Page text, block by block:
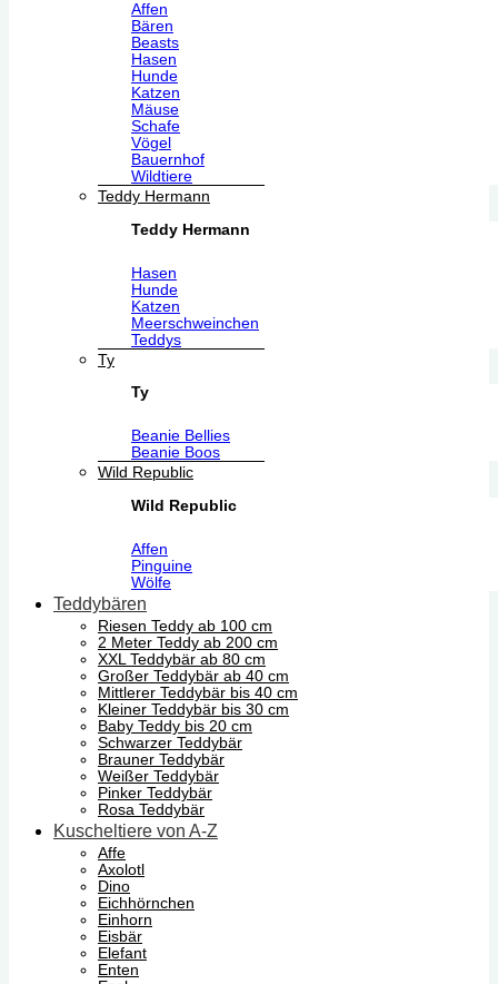
Affen
Bären
Beasts
Hasen
Hunde
Katzen
Mäuse
Schafe
Vögel
Bauernhof
Wildtiere
Teddy Hermann
Teddy Hermann
Hasen
Hunde
Katzen
Meerschweinchen
Teddys
Ty
Ty
Beanie Bellies
Beanie Boos
Wild Republic
Wild Republic
Affen
Pinguine
Wölfe
Teddybären
Riesen Teddy ab 100 cm
2 Meter Teddy ab 200 cm
XXL Teddybär ab 80 cm
Großer Teddybär ab 40 cm
Mittlerer Teddybär bis 40 cm
Kleiner Teddybär bis 30 cm
Baby Teddy bis 20 cm
Schwarzer Teddybär
Brauner Teddybär
Weißer Teddybär
Pinker Teddybär
Rosa Teddybär
Kuscheltiere von A-Z
Affe
Axolotl
Dino
Eichhörnchen
Einhorn
Eisbär
Elefant
Enten